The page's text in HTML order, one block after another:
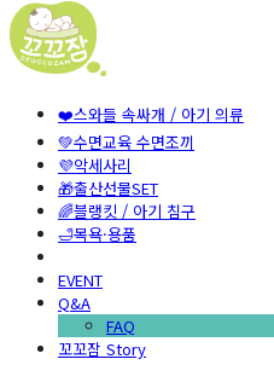
❤️스와들 속싸개 / 아기 의류
💚수면교육 수면조끼
💜악세사리
🎁출산선물SET
🌈블랭킷 / 아기 침구
🛁목욕·용품
EVENT
Q&A
FAQ
꼬꼬잠 Story